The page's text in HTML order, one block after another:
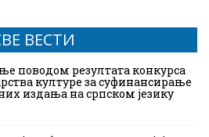
ВЕСТИ
поводом резултата конкурса
културе за суфинансирање
издања на српском језику